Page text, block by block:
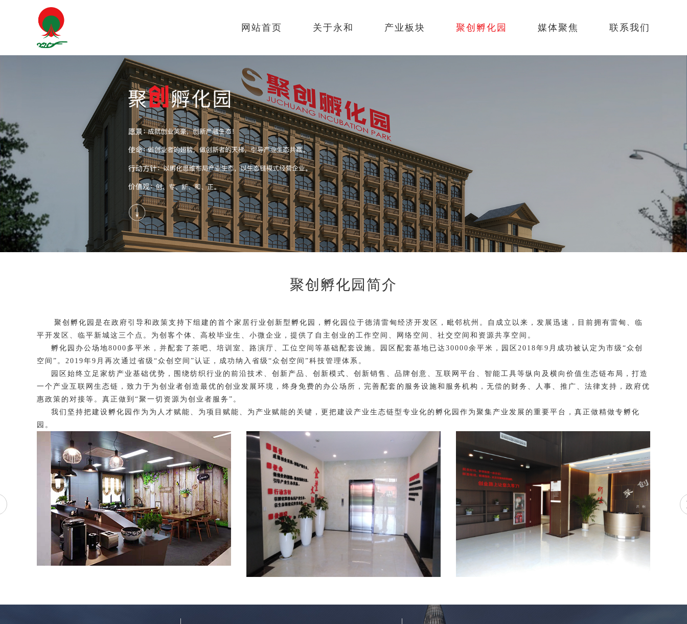
网站首页 关于永和 产业板块 聚创孵化园 媒体聚焦 联系我们
聚创孵化园简介
聚创孵化园是在政府引导和政策支持下组建的首个家居行业创新型孵化园，孵化园位于德清雷甸经济开发区，毗邻杭州。自成立以来，发展迅速，目前拥有雷甸、临
平开发区、临平新城这三个点。为创客个体、高校毕业生、小微企业，提供了自主创业的工作空间、网络空间、社交空间和资源共享空间。
孵化园办公场地8000多平米，并配套了茶吧、培训室、路演厅、工位空间等基础配套设施。园区配套基地已达30000余平米，园区2018年9月成功被认定为市级“众创
空间”。2019年9月再次通过省级“众创空间”认证，成功纳入省级“众创空间”科技管理体系。
园区始终立足家纺产业基础优势，围绕纺织行业的前沿技术、创新产品、创新模式、创新销售、品牌创意、互联网平台、智能工具等纵向及横向价值生态链布局，打造
一个产业互联网生态链，致力于为创业者创造最优的创业发展环境，终身免费的办公场所，完善配套的服务设施和服务机构，无偿的财务、人事、推广、法律支持，政府优
惠政策的对接等。真正做到“聚一切资源为创业者服务”。
我们坚持把建设孵化园作为为人才赋能、为项目赋能、为产业赋能的关键，更把建设产业生态链型专业化的孵化园作为聚集产业发展的重要平台，真正做精做专孵化
园。